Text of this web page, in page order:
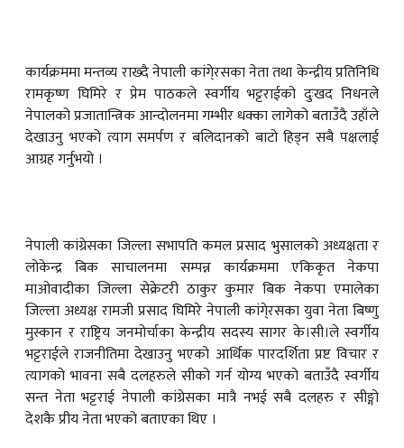
कार्यक्रममा मन्तव्य राख्दै नेपाली कांगे्रसका नेता तथा केन्द्रीय प्रतिनिधि
रामकृष्ण घिमिरे र प्रेम पाठकले स्वर्गीय भट्टराईको दुःखद निधनले
नेपालको प्रजातान्त्रिक आन्दोलनमा गम्भीर धक्का लागेको बताउँदै उहाँले
देखाउनु भएको त्याग समर्पण र बलिदानको बाटो हिड्न सबै पक्षलाई
आग्रह गर्नुभयो ।
नेपाली कांग्रेसका जिल्ला सभापति कमल प्रसाद भुसालको अध्यक्षता र
लोकेन्द्र बिक साचालनमा सम्पन्न कार्यक्रममा एकिकृत नेकपा
माओवादीका जिल्ला सेक्रेटरी ठाकुर कुमार बिक नेकपा एमालेका
जिल्ला अध्यक्ष रामजी प्रसाद घिमिरे नेपाली कांगे्रसका युवा नेता बिष्णु
मुस्कान र राष्ट्रिय जनमोर्चाका केन्द्रीय सदस्य सागर के।सी।ले स्वर्गीय
भट्टराईले राजनीतिमा देखाउनु भएको आर्थिक पारदर्शिता प्रष्ट विचार र
त्यागको भावना सबै दलहरुले सीको गर्न योग्य भएको बताउँदै स्वर्गीय
सन्त नेता भट्टराई नेपाली कांग्रेसका मात्रै नभई सबै दलहरु र सीङ्गो
देशकै प्रीय नेता भएको बताएका थिए ।